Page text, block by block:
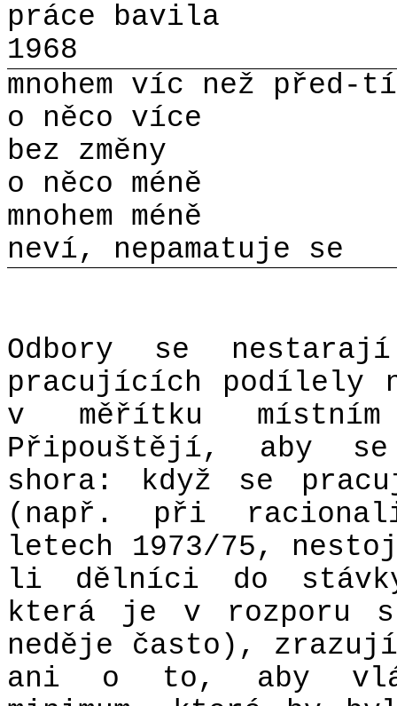
práce bavila
1968
mnohem víc než před-
o něco více
bez změny
o něco méně
mnohem méně
neví, nepamatuje se
Odbory se
pracujících podílely
v měřítku místním
Připouštějí, aby
shora: když se
(např. při
letech 1973/75,
li dělníci do
která je v rozporu
neděje často),
ani o to, aby